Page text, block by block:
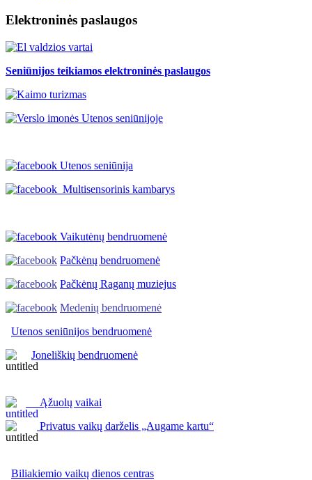
Elektroninės paslaugos
Seniūnijos teikiamos elektroninės paslaugos
Utenos seniūnija
Multisensorinis kambarys
Vaikutėnų bendruomenė
Pačkėnų bendruomenė
Pačkėnų Raganų muziejus
Medenių bendruomenė
Utenos seniūnijos bendruomenė
Joneliškių bendruomenė
Ąžuolų vaikai
Privatus vaikų darželis „Augame kartu“
Biliakiemio vaikų dienos centras